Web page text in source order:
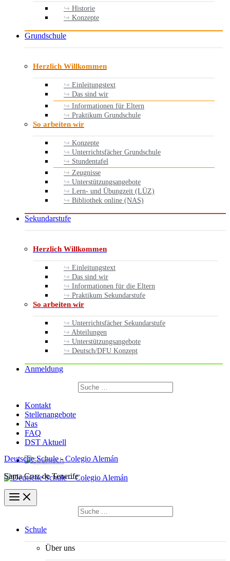
Historie
Konzepte
Grundschule
Herzlich Willkommen
Einleitungstext
Das sind wir
Informationen für Eltern
Praktikum Grundschule
So arbeiten wir
Konzepte
Unterrichtsfächer Grundschule
Stundentafel
Zeugnisse
Unterstützungsangebote
Lern- und Übungzeit (LÜZ)
Bibliothek online (NAS)
Sekundarstufe
Herzlich Willkommen
Einleitungstext
Das sind wir
Informationen für die Eltern
Praktikum Sekundarstufe
So arbeiten wir
Unterrichtsfächer Sekundarstufe
Abteilungen
Unterstützungsangebote
Deutsch/DFU Konzept
Anmeldung
Suchen
nach:
Kontakt
Stellenangebote
Nas
FAQ
DST Aktuell
Deutsche Schule - Colegio Alemán
Santa Cruz de Tenerife
Suchen
nach:
Schule
Über uns